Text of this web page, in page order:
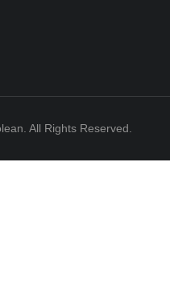
All Rights Reserved.